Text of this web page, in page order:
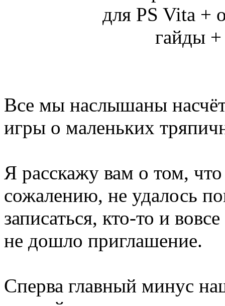
Все мы наслышаны
игры о маленьких
Я расскажу вам о том,
сожалению, не удалось
записаться, кто-то и
не дошло приглашение.
Сперва главный минус